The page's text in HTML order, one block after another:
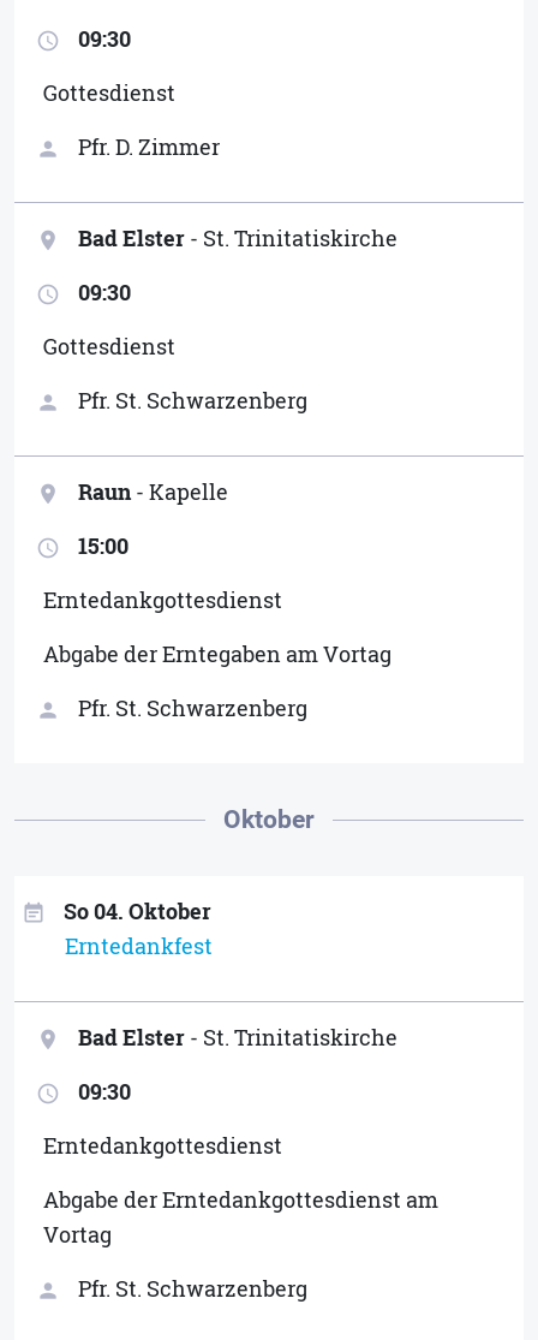
access_time
09:30
Gottesdienst
person Pfr. D. Zimmer
location_on Bad Elster - St. Trinitatiskirche
access_time
09:30
Gottesdienst
person Pfr. St. Schwarzenberg
location_on Raun - Kapelle
access_time
15:00
Erntedankgottesdienst
Abgabe der Erntegaben am Vortag
person Pfr. St. Schwarzenberg
Oktober
event_note
So 04. Oktober
Erntedankfest
location_on Bad Elster - St. Trinitatiskirche
access_time
09:30
Erntedankgottesdienst
Abgabe der Erntedankgottesdienst am
Vortag
person Pfr. St. Schwarzenberg